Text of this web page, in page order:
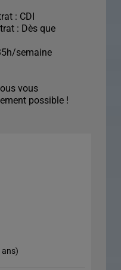
: CDI
: Dès que
semaine
vous
possible !
ans)